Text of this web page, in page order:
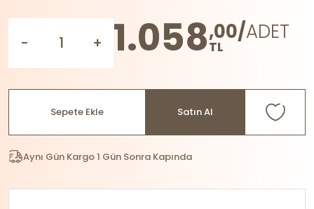
- + 1.058,00/ADET
TL
Sepete Ekle Satın Al
Aynı Gün Kargo 1 Gün Sonra Kapında